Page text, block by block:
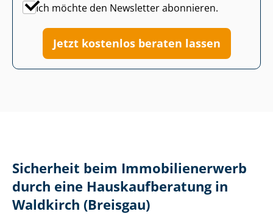
Ich möchte den Newsletter abonnieren.
Jetzt kostenlos beraten lassen
Sicherheit beim Im­mo­bi­li­en­er­werb
durch eine Haus­kauf­be­ra­tung in
Waldkirch (Breisgau)